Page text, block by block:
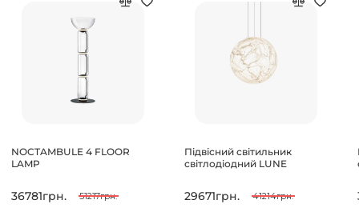
NOCTAMBULE 4 FLOOR
LAMP
36781грн. 51217грн.
Підвісний світильник
світлодіодний LUNE
29671грн. 41214грн.